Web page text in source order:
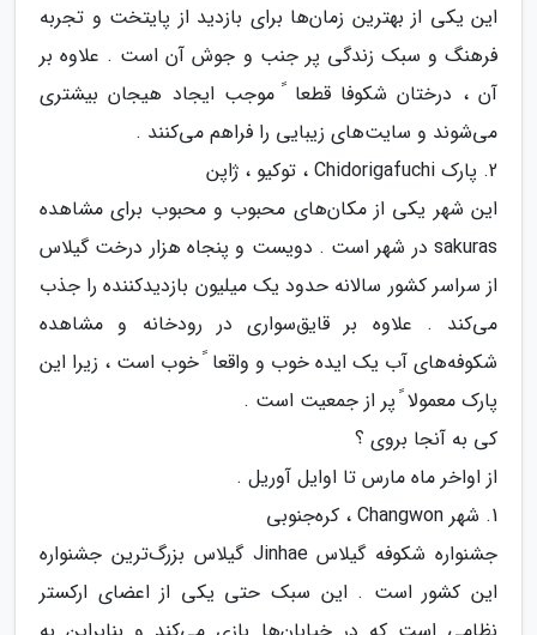
این یکی از بهترین زمان‌ها برای بازدید از پایتخت و تجربه
فرهنگ و سبک زندگی پر جنب و جوش آن است . علاوه بر
آن ، درختان شکوفا قطعا ً موجب ایجاد هیجان بیشتری
می‌شوند و سایت‌های زیبایی را فراهم می‌کنند .
2. پارک Chidorigafuchi ، توکیو ، ژاپن
این شهر یکی از مکان‌های محبوب و محبوب برای مشاهده
sakuras در شهر است . دویست و پنجاه هزار درخت گیلاس
از سراسر کشور سالانه حدود یک میلیون بازدیدکننده را جذب
می‌کند . علاوه بر قایق‌سواری در رودخانه و مشاهده
شکوفه‌های آب یک ایده خوب و واقعا ً خوب است ، زیرا این
پارک معمولا ً پر از جمعیت است .
کی به آنجا بروی ؟
از اواخر ماه مارس تا اوایل آوریل .
1. شهر Changwon ، کره‌جنوبی
جشنواره شکوفه گیلاس Jinhae گیلاس بزرگ‌ترین جشنواره
این کشور است . این سبک حتی یکی از اعضای ارکستر